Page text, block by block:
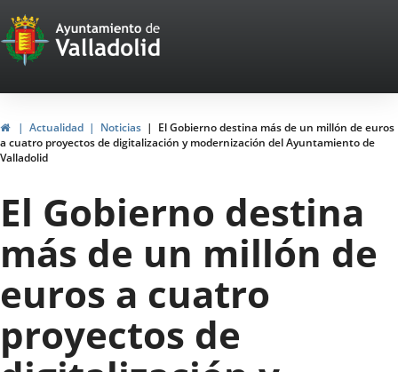
Portal
Web
del
Ayuntamiento
de
Valladolid
HomeActualidad Noticias
El Gobierno destina más de un millón de euros
a cuatro proyectos de digitalización y modernización del Ayuntamiento de
Valladolid
El Gobierno destina
más de un millón de
euros a cuatro
proyectos de